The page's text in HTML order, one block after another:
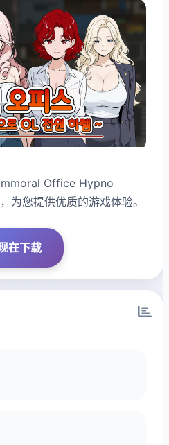
Office Hypno
为您提供优质的游戏体验。
在下载